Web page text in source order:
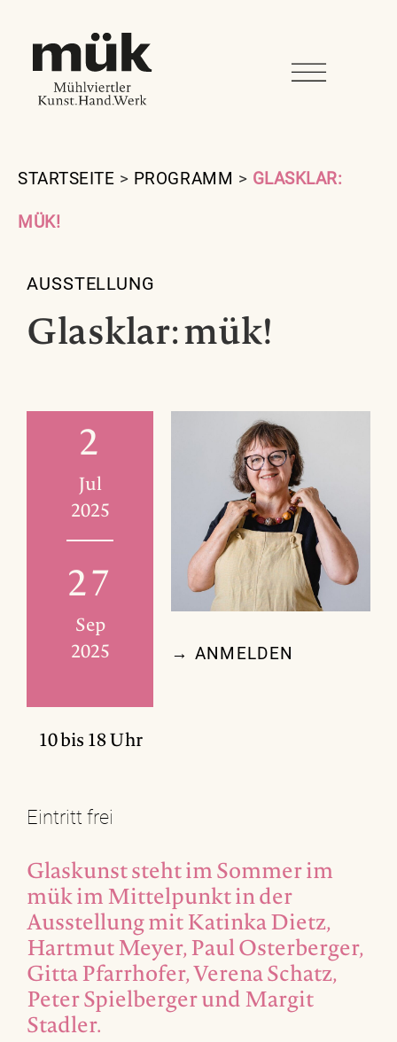
STARTSEITE > PROGRAMM > GLASKLAR:
MÜK!
AUSSTELLUNG
Glasklar: mük!
2
Jul
2025
27
Sep
2025
10 bis 18 Uhr
→ ANMELDEN
Eintritt frei
Glaskunst steht im Sommer im
mük im Mittelpunkt in der
Ausstellung mit Katinka Dietz,
Hartmut Meyer, Paul Osterberger,
Gitta Pfarrhofer, Verena Schatz,
Peter Spielberger und Margit
Stadler.